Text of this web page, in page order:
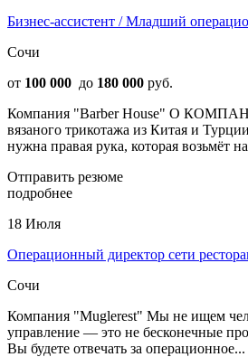
Бизнес-ассистент / Младший
Сочи
от 100 000 до 180 000 руб.
Компания "Barber House" О
вязаного трикотажа из Китая и
нужна правая рука, которая возьмёт
Отправить резюме
подробнее
18 Июля
Операционный директор сети
Сочи
Компания "Muglerest" Мы не ищем
управление — это не бесконечные
Вы будете отвечать за операционное...